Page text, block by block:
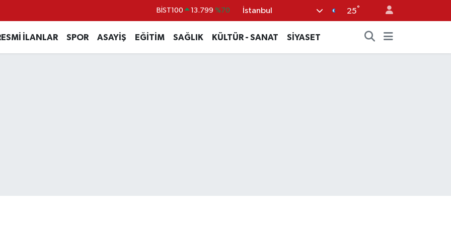
BITCOIN 64.643,95 %0.16
47,6704 %0
İstanbul 25°
İLANLAR SPOR ASAYİŞ EĞİTİM SAĞLIK KÜLTÜR - SANAT SİYASET